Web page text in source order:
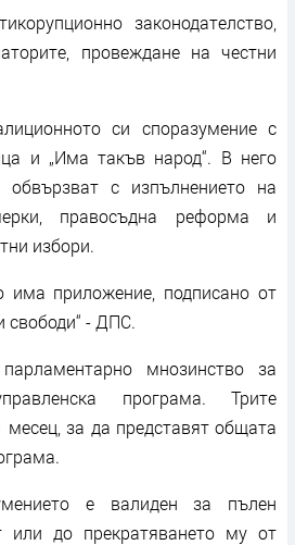
законодателство,
провеждане на честни
си споразумение с
и „Има такъв народ“. В него
с изпълнението на
правосъдна реформа и
избори.
има приложение, подписано от
свободи“ - ДПС.
мнозинство за
програма. Трите
за да представят общата
е валиден за пълен
или до прекратяването му от